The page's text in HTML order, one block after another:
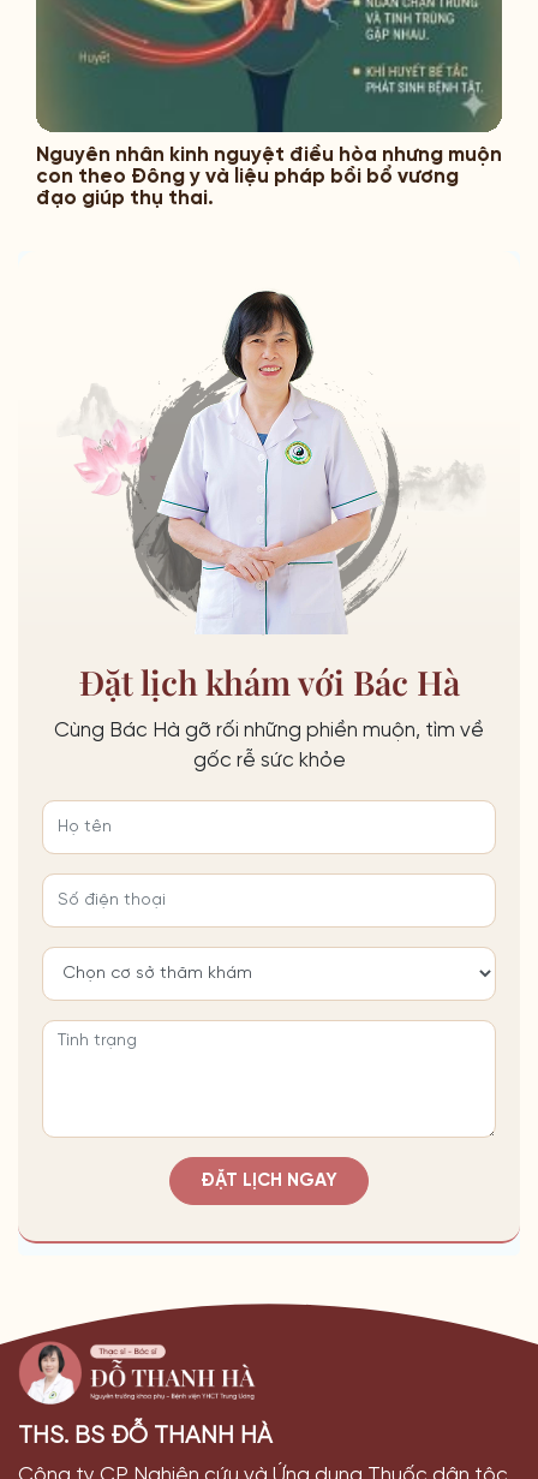
Nguyên nhân kinh nguyệt điều hòa nhưng muộn
con theo Đông y và liệu pháp bồi bổ vương
đạo giúp thụ thai.
Đặt lịch khám với Bác Hà
Cùng Bác Hà gỡ rối những phiền muộn, tìm về
gốc rễ sức khỏe
ĐẶT LỊCH NGAY
THS. BS ĐỖ THANH HÀ